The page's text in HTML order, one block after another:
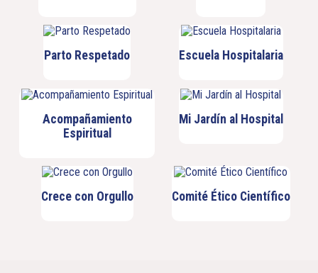
Parto Respetado Escuela Hospitalaria
Acompañamiento
Espiritual
Mi Jardín al Hospital
Crece con Orgullo Comité Ético Científico